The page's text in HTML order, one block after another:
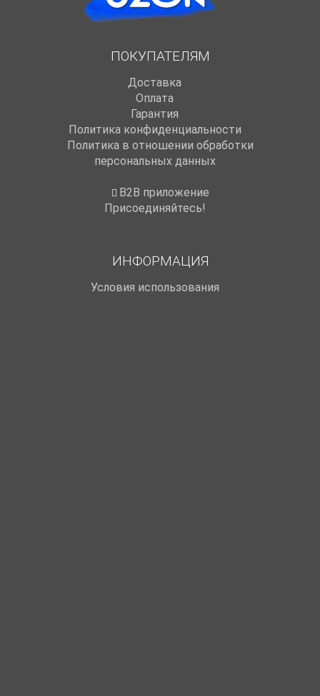
ПОКУПАТЕЛЯМ
Доставка
Оплата
Гарантия
Политика конфиденциальности
Политика в отношении обработки
персональных данных
B2B приложение
Присоединяйтесь!
ИНФОРМАЦИЯ
Условия использования